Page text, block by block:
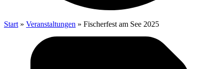
Start » Veranstaltungen » Fischer­fest am See 2025